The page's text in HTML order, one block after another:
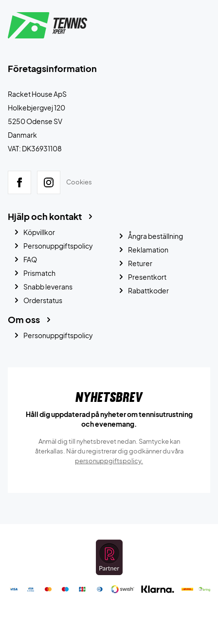
Företagsinformation
Racket House ApS
Holkebjergvej 120
5250 Odense SV
Danmark
VAT: DK36931108
Cookies
Hjälp och kontakt
Köpvillkor
Personuppgiftspolicy
FAQ
Prismatch
Snabb leverans
Orderstatus
Ångra beställning
Reklamation
Returer
Presentkort
Rabattkoder
Om oss
Personuppgiftspolicy
Nyhetsbrev
Håll dig uppdaterad på nyheter om tennisutrustning
och evenemang.
Anmäl dig till nyhetsbrevet nedan. Samtycke kan
återkallas. När du registrerar dig godkänner du våra
personuppgiftspolicy.